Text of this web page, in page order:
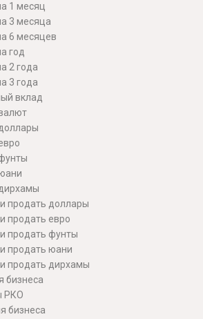
1 месяц
3 месяца
6 месяцев
год
2 года
3 года
вклад
продать доллары
продать евро
продать фунты
продать юани
продать дирхамы
бизнеса
РКО
бизнеса